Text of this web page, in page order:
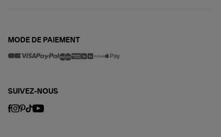
MODE DE PAIEMENT
SUIVEZ-NOUS